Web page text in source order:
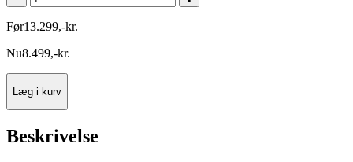
Før13.299,-kr.
Nu8.499,-kr.
Læg i kurv
Beskrivelse